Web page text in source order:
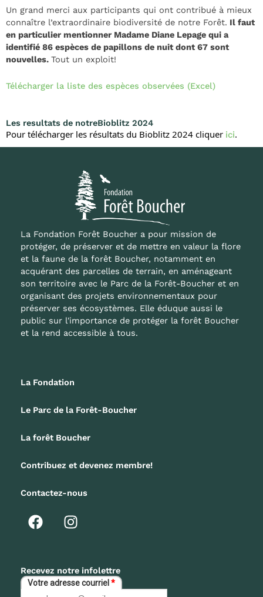
Un grand merci aux participants qui ont contribué à mieux
connaître l’extraordinaire biodiversité de notre Forêt. Il faut
en particulier mentionner Madame Diane Lepage qui a
identifié 86 espèces de papillons de nuit dont 67 sont
nouvelles. Tout un exploit!
Télécharger la liste des espèces observées (Excel)
Les resultats de notreBioblitz 2024
Pour télécharger les résultats du Bioblitz 2024 cliquer ici.
La Fondation Forêt Boucher a pour mission de
protéger, de préserver et de mettre en valeur la flore
et la faune de la forêt Boucher, notamment en
acquérant des parcelles de terrain, en aménageant
son territoire avec le Parc de la Forêt-Boucher et en
organisant des projets environnementaux pour
préserver ses écosystèmes. Elle éduque aussi le
public sur l'importance de protéger la forêt Boucher
et la rend accessible à tous.
La Fondation
Le Parc de la Forêt-Boucher
La forêt Boucher
Contribuez et devenez membre!
Contactez-nous
F
a
b
o
I
n
a
g
Recevez notre infolettre